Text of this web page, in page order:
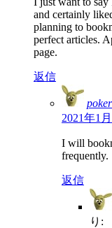
and certainly
planning to
perfect articles.
page.
返信
2021年1
I will
frequently.
返信
り: